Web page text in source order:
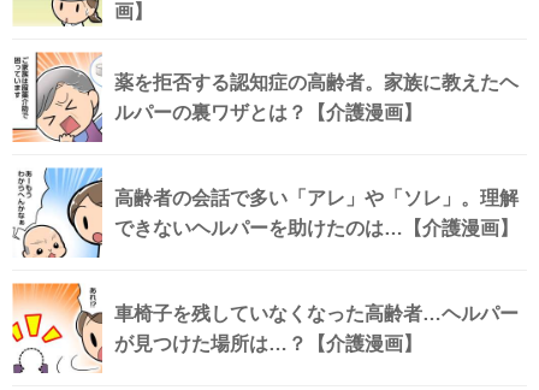
画】
薬を拒否する認知症の高齢者。家族に教えたヘ
ルパーの裏ワザとは？【介護漫画】
高齢者の会話で多い「アレ」や「ソレ」。理解
できないヘルパーを助けたのは…【介護漫画】
車椅子を残していなくなった高齢者…ヘルパー
が見つけた場所は…？【介護漫画】